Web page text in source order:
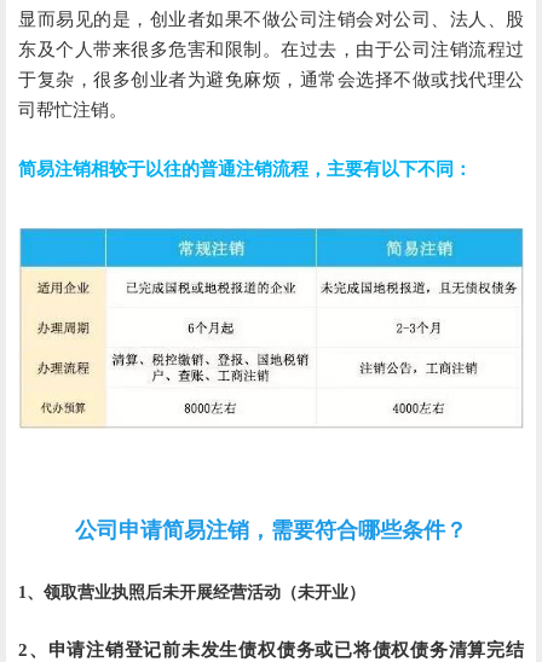
显而易见的是，创业者如果不做公司注销会对公司、法人、股
东及个人带来很多危害和限制。在过去，由于公司注销流程过
于复杂，很多创业者为避免麻烦，通常会选择不做或找代理公
司帮忙注销。
简易注销相较于以往的普通注销流程，主要有以下不同：
公司申请简易注销，需要符合哪些条件？
1、领取营业执照后未开展经营活动（未开业）
2、申请注销登记前未发生债权债务或已将债权债务清算完结